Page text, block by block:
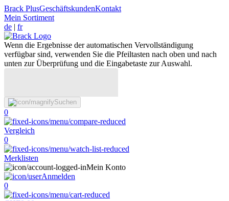
Brack PlusGeschäftskundenKontakt
Mein Sortiment
de | fr
Wenn die Ergebnisse der automatischen Vervollständigung
verfügbar sind, verwenden Sie die Pfeiltasten nach oben und nach
unten zur Überprüfung und die Eingabetaste zur Auswahl.
Suchen
0
Vergleich
0
Merklisten
Mein Konto
Anmelden
0